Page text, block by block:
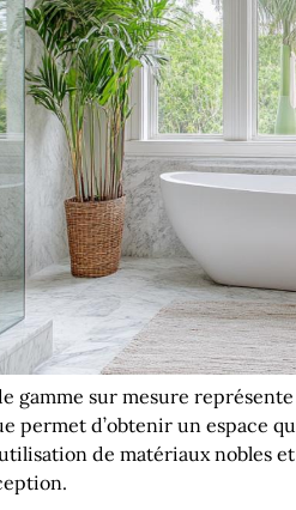
gamme sur mesure
permet d’obtenir un espace
de matériaux nobles